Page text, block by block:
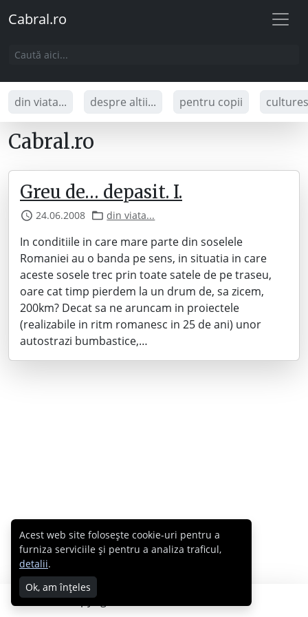
Cabral.ro
din viata... despre altii... pentru copii
Cabral.ro
Greu de… depasit. I.
24.06.2008 din viata...
In conditiile in care mare parte din soselele
Romaniei au o banda pe sens, in situatia in care
aceste sosele trec prin toate satele de pe traseu,
oare cat timp pierdem la un drum de, sa zicem,
200km? Decat sa ne aruncam in proiectele
(realizabile in ritm romanesc in 25 de ani) unor
autostrazi bumbastice,…
Copyright © 2007 - 2026 Cabral.ro
Acest web site folosește cookie-uri pentru a
furniza serviciile și pentru a analiza traficul,
detalii.
Ok, am înțeles